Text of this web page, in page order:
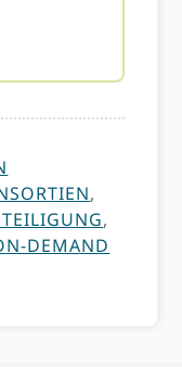
,
,
DEMAND